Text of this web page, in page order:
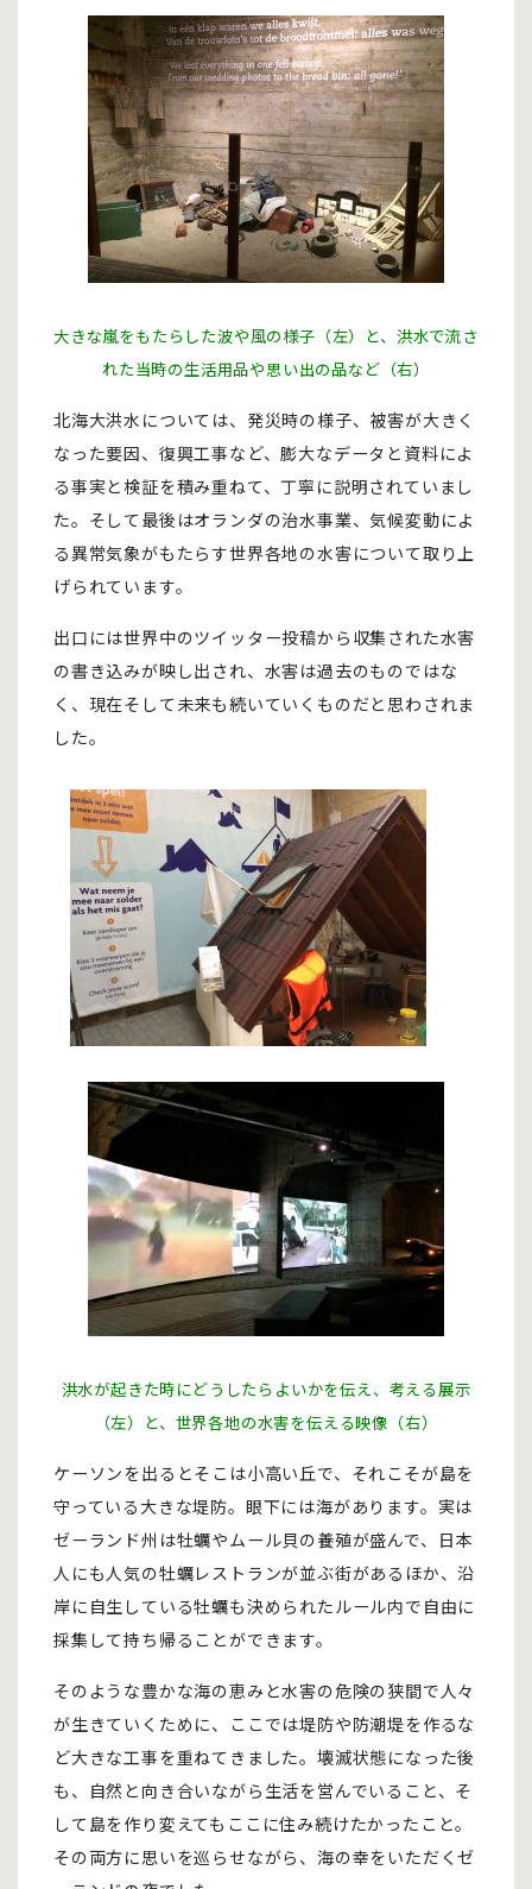
大きな嵐をもたらした波や風の様子（左）と、洪水で流さ
れた当時の生活用品や思い出の品など（右）
北海大洪水については、発災時の様子、被害が大きく
なった要因、復興工事など、膨大なデータと資料によ
る事実と検証を積み重ねて、丁寧に説明されていまし
た。そして最後はオランダの治水事業、気候変動によ
る異常気象がもたらす世界各地の水害について取り上
げられています。
出口には世界中のツイッター投稿から収集された水害
の書き込みが映し出され、水害は過去のものではな
く、現在そして未来も続いていくものだと思わされま
した。
洪水が起きた時にどうしたらよいかを伝え、考える展示
（左）と、世界各地の水害を伝える映像（右）
ケーソンを出るとそこは小高い丘で、それこそが島を
守っている大きな堤防。眼下には海があります。実は
ゼーランド州は牡蠣やムール貝の養殖が盛んで、日本
人にも人気の牡蠣レストランが並ぶ街があるほか、沿
岸に自生している牡蠣も決められたルール内で自由に
採集して持ち帰ることができます。
そのような豊かな海の恵みと水害の危険の狭間で人々
が生きていくために、ここでは堤防や防潮堤を作るな
ど大きな工事を重ねてきました。壊滅状態になった後
も、自然と向き合いながら生活を営んでいること、そ
して島を作り変えてもここに住み続けたかったこと。
その両方に思いを巡らせながら、海の幸をいただくゼ